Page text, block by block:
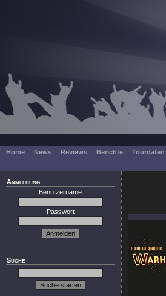
Home News Reviews Berichte Tourdaten
Anmeldung
Benutzername
Passwort
Suche